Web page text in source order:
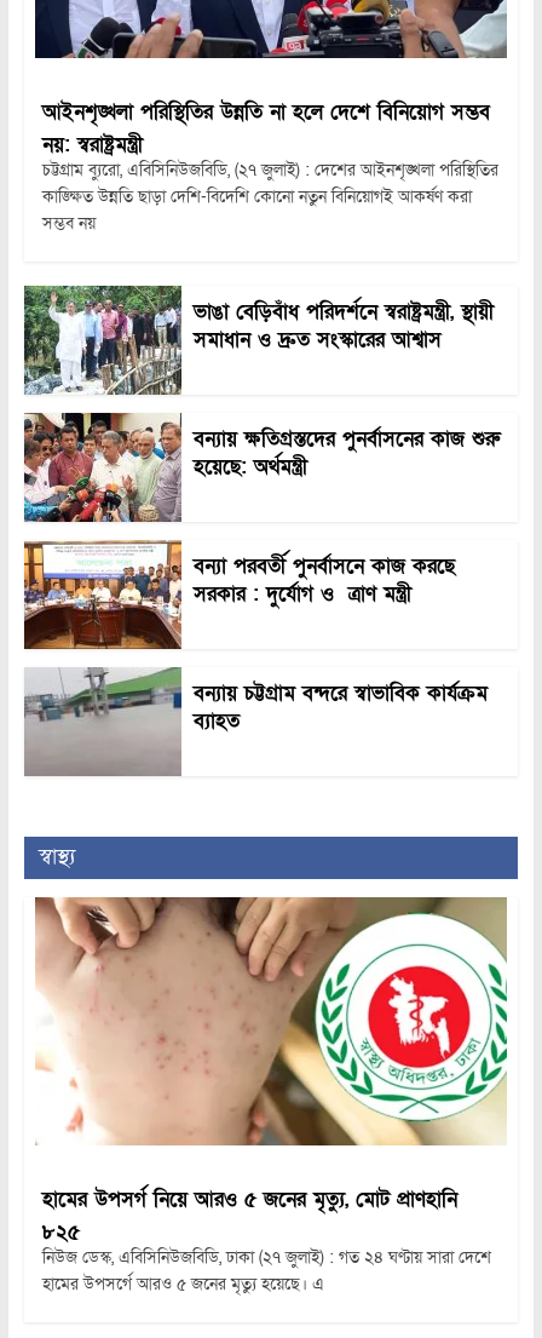
আইনশৃঙ্খলা পরিস্থিতির উন্নতি না হলে দেশে বিনিয়োগ সম্ভব
নয়: স্বরাষ্ট্রমন্ত্রী
চট্টগ্রাম ব্যুরো, এবিসিনিউজবিডি, (২৭ জুলাই) : দেশের আইনশৃঙ্খলা পরিস্থিতির
কাঙ্ক্ষিত উন্নতি ছাড়া দেশি-বিদেশি কোনো নতুন বিনিয়োগই আকর্ষণ করা
সম্ভব নয়
ভাঙা বেড়িবাঁধ পরিদর্শনে স্বরাষ্ট্রমন্ত্রী, স্থায়ী
সমাধান ও দ্রুত সংস্কারের আশ্বাস
বন্যায় ক্ষতিগ্রস্তদের পুনর্বাসনের কাজ শুরু
হয়েছে: অর্থমন্ত্রী
বন্যা পরবর্তী পুনর্বাসনে কাজ করছে
সরকার : দুর্যোগ ও ত্রাণ মন্ত্রী
বন্যায় চট্টগ্রাম বন্দরে স্বাভাবিক কার্যক্রম
ব্যাহত
স্বাস্থ্য
হামের উপসর্গ নিয়ে আরও ৫ জনের মৃত্যু, মোট প্রাণহানি
৮২৫
নিউজ ডেস্ক, এবিসিনিউজবিডি, ঢাকা (২৭ জুলাই) : গত ২৪ ঘণ্টায় সারা দেশে
হামের উপসর্গে আরও ৫ জনের মৃত্যু হয়েছে। এ